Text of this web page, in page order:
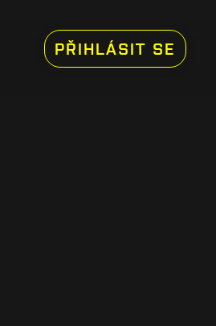
PŘIHLÁSIT SE